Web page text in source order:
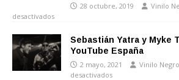
28 octubre, 2019 Vinilo
desactivados
Sebastián Yatra y Myke
YouTube España
2 mayo, 2021 Vinilo Negro
desactivados